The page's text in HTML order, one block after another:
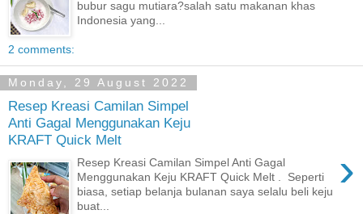
bubur sagu mutiara?salah satu makanan khas
Indonesia yang...
2 comments:
Monday, 29 August 2022
Resep Kreasi Camilan Simpel
Anti Gagal Menggunakan Keju
KRAFT Quick Melt
›
Resep Kreasi Camilan Simpel Anti Gagal
Menggunakan Keju KRAFT Quick Melt . Seperti
biasa, setiap belanja bulanan saya selalu beli keju
buat...